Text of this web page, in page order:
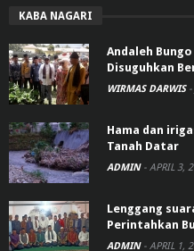
KABA NAGARI
Andaleh
Disuguhkan
WIRMAS DARWIS -
Hama dan
Tanah Datar
ADMIN - APRIL 3,
Lenggang
Perintahkan
ADMIN - APRIL 1,